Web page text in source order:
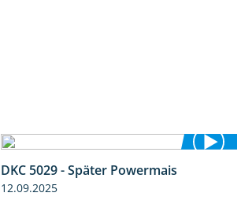
DKC 5029 - Später Powermais
12.09.2025